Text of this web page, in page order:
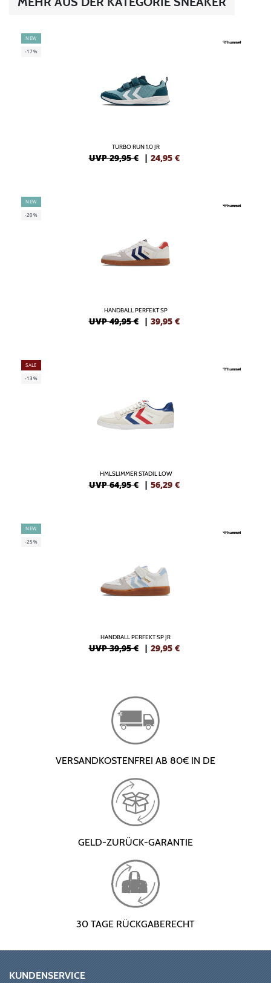
NEW
-17%
TURBO RUN 1.0 JR
UVP 29,95 € | 24,95 €
NEW
-20%
HANDBALL PERFEKT SP
UVP 49,95 € | 39,95 €
SALE
-13%
HMLSLIMMER STADIL LOW
UVP 64,95 € | 56,29 €
NEW
-25%
HANDBALL PERFEKT SP JR
UVP 39,95 € | 29,95 €
VERSANDKOSTENFREI AB 80€ IN DE
GELD-ZURÜCK-GARANTIE
30 TAGE RÜCKGABERECHT
KUNDENSERVICE